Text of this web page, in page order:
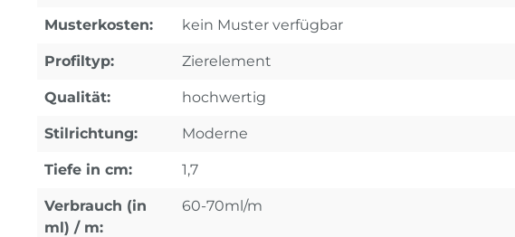
Musterkosten: kein Muster verfügbar
Profiltyp: Zierelement
Qualität: hochwertig
Stilrichtung: Moderne
Tiefe in cm: 1,7
Verbrauch (in
ml) / m:
60-70ml/m